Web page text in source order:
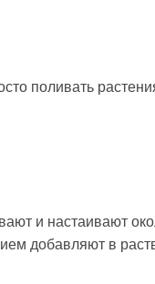
поливать
и настаивают
добавляют в